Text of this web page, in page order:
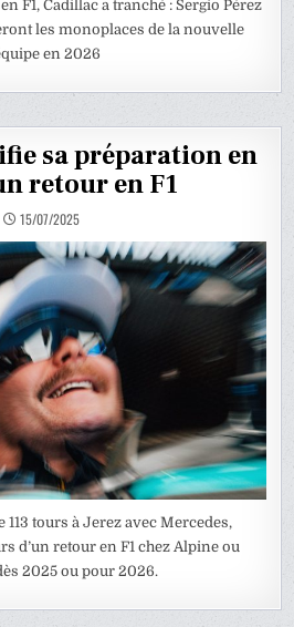
F1, Cadillac a tranché : Sergio Pérez
les monoplaces de la nouvelle
en 2026
sa préparation en
retour en F1
15/07/2025
113 tours à Jerez avec Mercedes,
d’un retour en F1 chez Alpine ou
2025 ou pour 2026.